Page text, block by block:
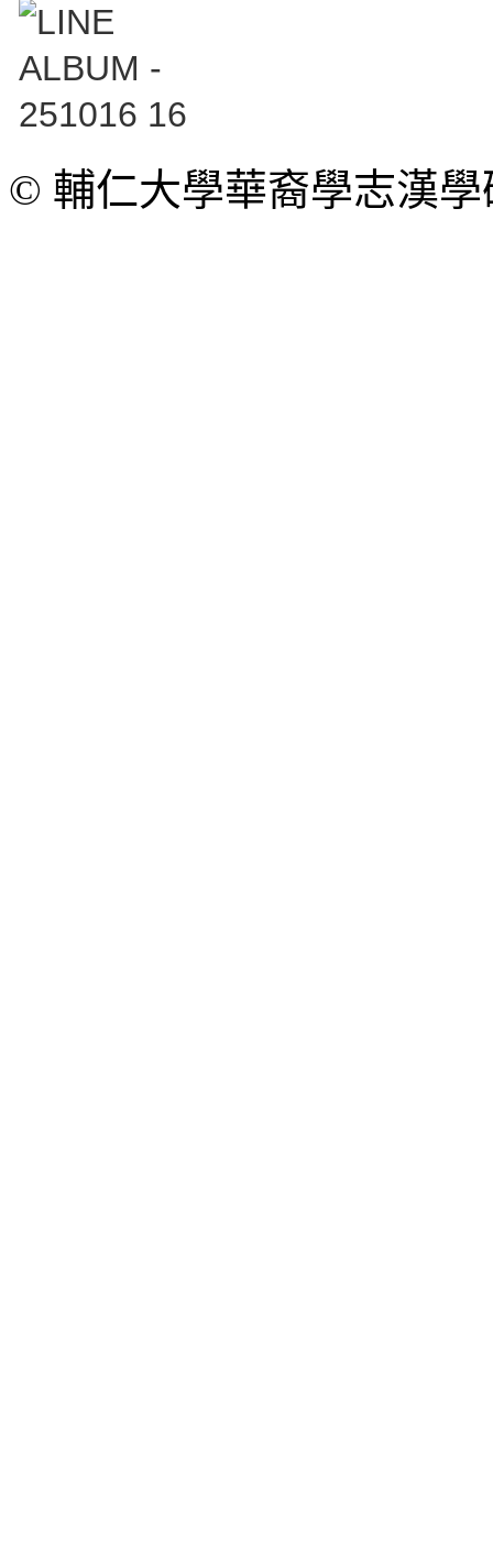
© 輔仁大學華裔學志漢學